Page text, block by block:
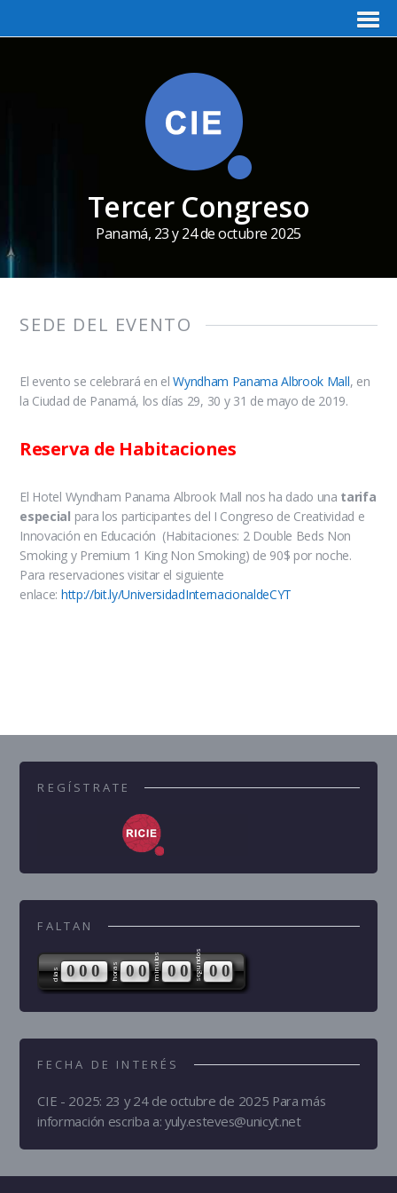
Tercer Congreso
Panamá, 23 y 24 de octubre 2025
SEDE DEL EVENTO
El evento se celebrará en elWyndham Panama Albrook Mall, en
la Ciudad de Panamá, los días 29, 30 y 31 de mayo de 2019.
Reserva de Habitaciones
El Hotel Wyndham Panama Albrook Mall nos ha dado una tarifa
especial para los participantes del I Congreso de Creatividad e
Innovación en Educación (Habitaciones: 2 Double Beds Non
Smoking y Premium 1 King Non Smoking) de 90$ por noche.
Para reservaciones visitar el siguiente
enlace: http://bit.ly/UniversidadInternacionaldeCYT
REGÍSTRATE
FALTAN
días 0 0 0 horas 0 0 minutos 0 0 segundos 0 0
FECHA DE INTERÉS
CIE - 2025: 23 y 24 de octubre de 2025 Para más
información escriba a: yuly.esteves@unicyt.net